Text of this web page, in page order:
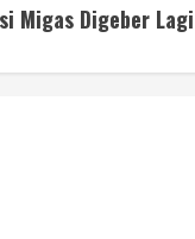
Migas Digeber Lagi